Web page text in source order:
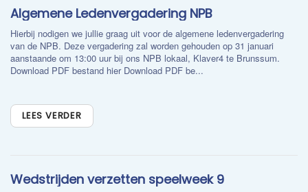
Algemene Ledenvergadering NPB
Hierbij nodigen we jullie graag uit voor de algemene ledenvergadering
van de NPB. Deze vergadering zal worden gehouden op 31 januari
aanstaande om 13:00 uur bij ons NPB lokaal, Klaver4 te Brunssum.
Download PDF bestand hier Download PDF be...
LEES VERDER
Wedstrijden verzetten speelweek 9